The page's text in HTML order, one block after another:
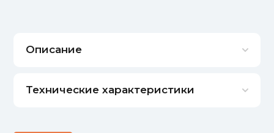
Описание
Технические характеристики